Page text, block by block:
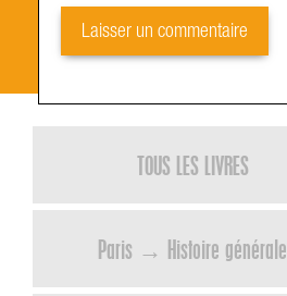
TOUS LES LIVRES
Paris → Histoire générale